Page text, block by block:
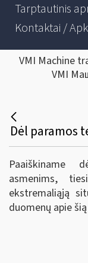
Tarptautinis
Kontaktai /
VMI Machine
VMI
Paaiškiname
asmenims,
ekstremaliąją
duomenų apie